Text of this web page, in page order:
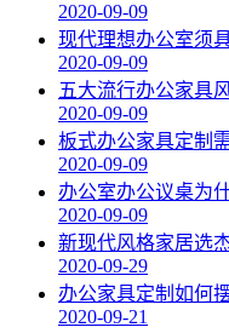
2020-09-09
现代理想办公室须
2020-09-09
五大流行办公家具
2020-09-09
板式办公家具定制
2020-09-09
办公室办公议桌为
2020-09-09
新现代风格家居选
2020-09-29
办公家具定制如何
2020-09-21